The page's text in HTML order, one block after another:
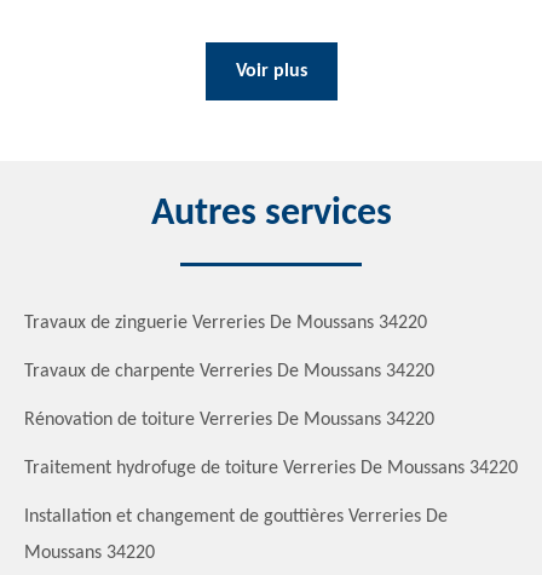
Voir plus
Autres services
Travaux de zinguerie Verreries De Moussans 34220
Travaux de charpente Verreries De Moussans 34220
Rénovation de toiture Verreries De Moussans 34220
Traitement hydrofuge de toiture Verreries De Moussans 34220
Installation et changement de gouttières Verreries De
Moussans 34220